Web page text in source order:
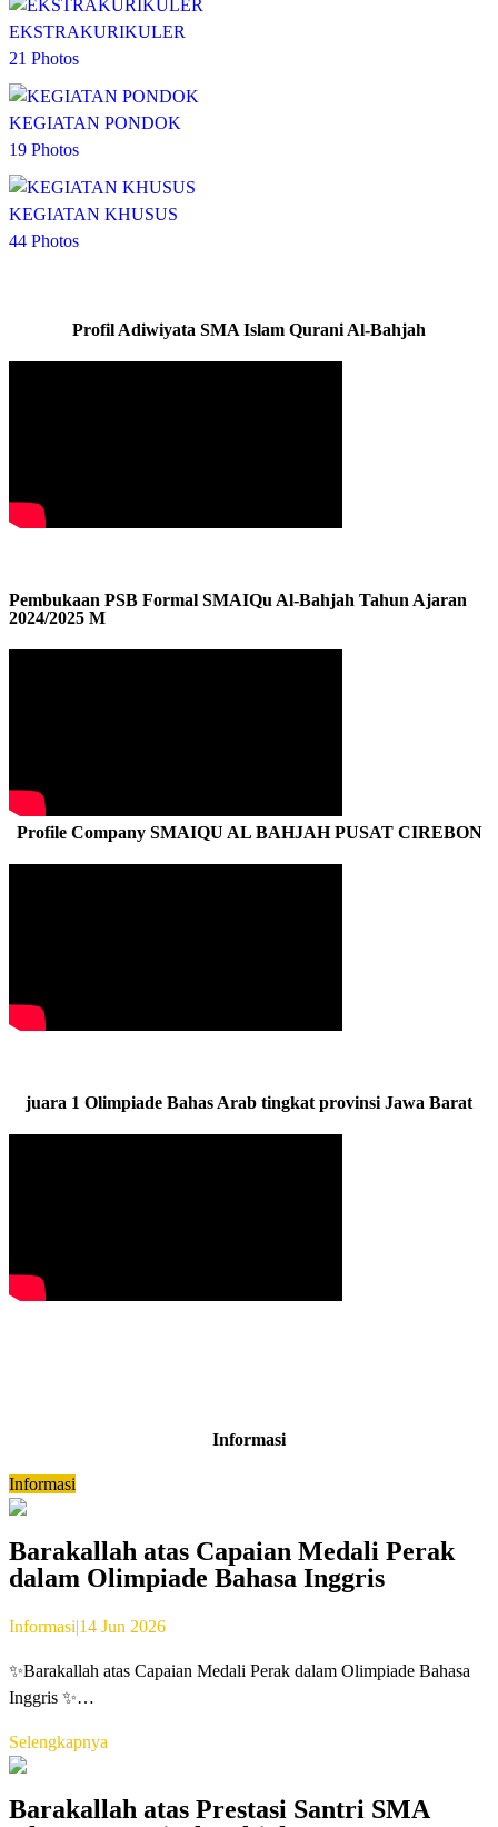
EKSTRAKURIKULER
21 Photos
KEGIATAN PONDOK
19 Photos
KEGIATAN KHUSUS
44 Photos
Profil Adiwiyata SMA Islam Qurani Al-Bahjah
Pembukaan PSB Formal SMAIQu Al-Bahjah Tahun Ajaran
2024/2025 M
Profile Company SMAIQU AL BAHJAH PUSAT CIREBON
juara 1 Olimpiade Bahas Arab tingkat provinsi Jawa Barat
Informasi
Informasi
Barakallah atas Capaian Medali Perak
dalam Olimpiade Bahasa Inggris
Informasi|14 Jun 2026
✨Barakallah atas Capaian Medali Perak dalam Olimpiade Bahasa
Inggris ✨…
Selengkapnya
Barakallah atas Prestasi Santri SMA